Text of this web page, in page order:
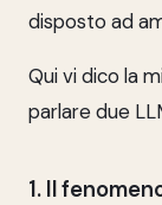
disposto ad
Qui vi dico la
parlare due
1. Il